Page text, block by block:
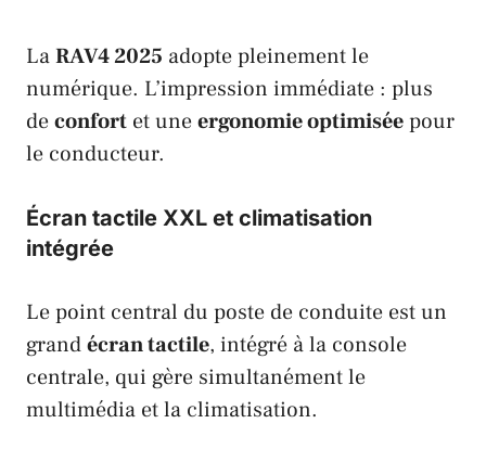
LaRAV4 2025 adopte pleinement le
numérique. L’impression immédiate : plus
deconfort et uneergonomie optimiséepour
le conducteur.
Écran tactile XXL et climatisation
intégrée
Le point central du poste de conduite est un
grandécran tactile, intégré à la console
centrale, qui gère simultanément le
multimédia et la climatisation.